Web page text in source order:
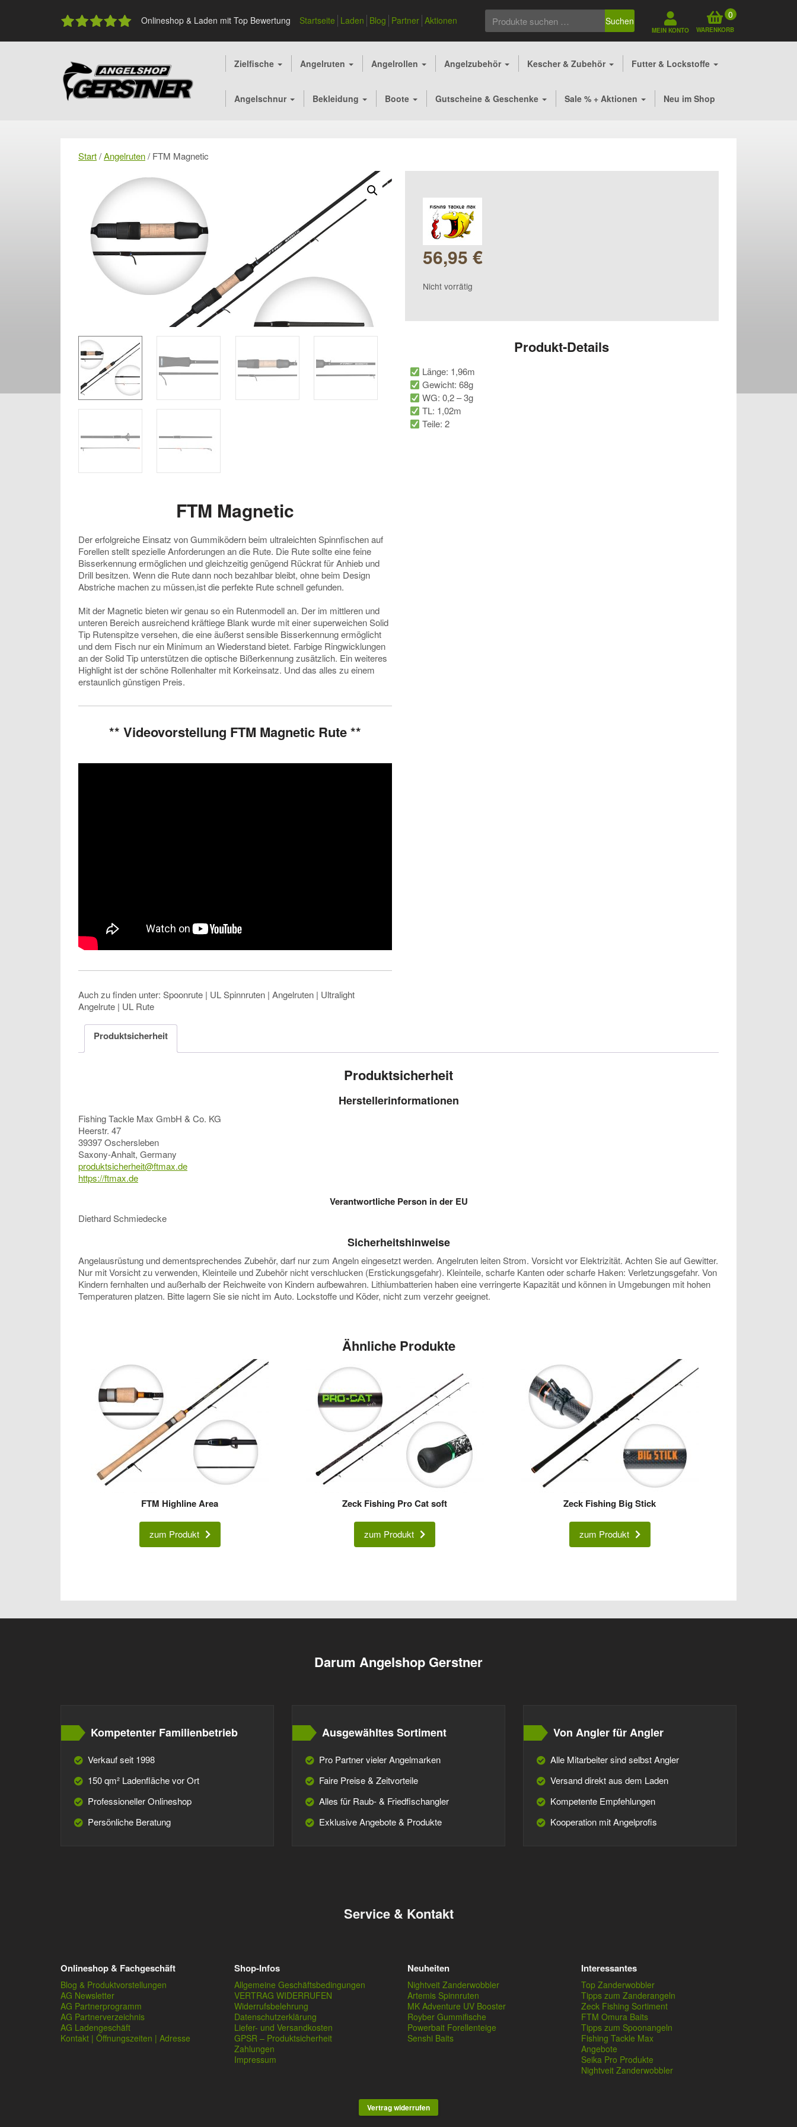
Onlineshop & Laden mit Top Bewertung Startseite Laden Blog Partner Aktionen
nach:
Suchen
MEIN KONTO
0
WARENKORB
Zielfische Angelruten Angelrollen Angelzubehör Kescher & Zubehör Futter & Lockstoffe
Angelschnur Bekleidung Boote Gutscheine & Geschenke Sale % + Aktionen Neu im Shop
Start/Angelruten/ FTM Magnetic
FTM Magnetic
Der erfolgreiche Einsatz von Gummiködern beim ultraleichten Spinnfischen auf
Forellen stellt spezielle Anforderungen an die Rute. Die Rute sollte eine feine
Bisserkennung ermöglichen und gleichzeitig genügend Rückrat für Anhieb und
Drill besitzen. Wenn die Rute dann noch bezahlbar bleibt, ohne beim Design
Abstriche machen zu müssen,ist die perfekte Rute schnell gefunden.
Mit der Magnetic bieten wir genau so ein Rutenmodell an. Der im mittleren und
unteren Bereich ausreichend kräftiege Blank wurde mit einer superweichen Solid
Tip Rutenspitze versehen, die eine äußerst sensible Bisserkennung ermöglicht
und dem Fisch nur ein Minimum an Wiederstand bietet. Farbige Ringwicklungen
an der Solid Tip unterstützen die optische Bißerkennung zusätzlich. Ein weiteres
Highlight ist der schöne Rollenhalter mit Korkeinsatz. Und das alles zu einem
erstaunlich günstigen Preis.
** Videovorstellung FTM Magnetic Rute **
Auch zu finden unter: Spoonrute | UL Spinnruten | Angelruten | Ultralight
Angelrute | UL Rute
56,95 €
Nicht vorrätig
Produkt-Details
Länge: 1,96m
Gewicht: 68g
WG: 0,2 – 3g
TL: 1,02m
Teile: 2
Produktsicherheit
Produktsicherheit
Herstellerinformationen
Fishing Tackle Max GmbH & Co. KG
Heerstr. 47
39397 Oschersleben
Saxony-Anhalt, Germany
produktsicherheit@ftmax.de
https://ftmax.de
Verantwortliche Person in der EU
Diethard Schmiedecke
Sicherheitshinweise
Angelausrüstung und dementsprechendes Zubehör, darf nur zum Angeln eingesetzt werden. Angelruten leiten Strom. Vorsicht vor Elektrizität. Achten Sie auf Gewitter.
Nur mit Vorsicht zu verwenden, Kleinteile und Zubehör nicht verschlucken (Erstickungsgefahr). Kleinteile, scharfe Kanten oder scharfe Haken: Verletzungsgefahr. Von
Kindern fernhalten und außerhalb der Reichweite von Kindern aufbewahren. Lithiumbatterien haben eine verringerte Kapazität und können in Umgebungen mit hohen
Temperaturen platzen. Bitte lagern Sie sie nicht im Auto. Lockstoffe und Köder, nicht zum verzehr geeignet.
Ähnliche Produkte
FTM Highline Area
zum Produkt
Zeck Fishing Pro Cat soft
zum Produkt
Zeck Fishing Big Stick
zum Produkt
Darum Angelshop Gerstner
Kompetenter Familienbetrieb
Verkauf seit 1998
150 qm² Ladenfläche vor Ort
Professioneller Onlineshop
Persönliche Beratung
Ausgewähltes Sortiment
Pro Partner vieler Angelmarken
Faire Preise & Zeitvorteile
Alles für Raub- & Friedfischangler
Exklusive Angebote & Produkte
Von Angler für Angler
Alle Mitarbeiter sind selbst Angler
Versand direkt aus dem Laden
Kompetente Empfehlungen
Kooperation mit Angelprofis
Service & Kontakt
Onlineshop & Fachgeschäft
Blog & Produktvorstellungen
AG Newsletter
AG Partnerprogramm
AG Partnerverzeichnis
AG Ladengeschäft
Kontakt | Öffnungszeiten | Adresse
Shop-Infos
Allgemeine Geschäftsbedingungen
VERTRAG WIDERRUFEN
Widerrufsbelehrung
Datenschutzerklärung
Liefer- und Versandkosten
GPSR – Produktsicherheit
Zahlungen
Impressum
Neuheiten
Nightveit Zanderwobbler
Artemis Spinnruten
MK Adventure UV Booster
Royber Gummifische
Powerbait Forellenteige
Senshi Baits
Interessantes
Top Zanderwobbler
Tipps zum Zanderangeln
Zeck Fishing Sortiment
FTM Omura Baits
Tipps zum Spoonangeln
Fishing Tackle Max
Angebote
Seika Pro Produkte
Nightveit Zanderwobbler
Vertrag widerrufen